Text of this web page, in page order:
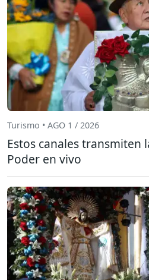
Turismo • AGO 1 / 2026
Estos canales transmiten
Poder en vivo